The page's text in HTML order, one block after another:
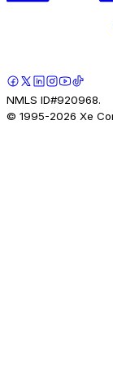
NMLS ID#920968.
© 1995-2026 Xe